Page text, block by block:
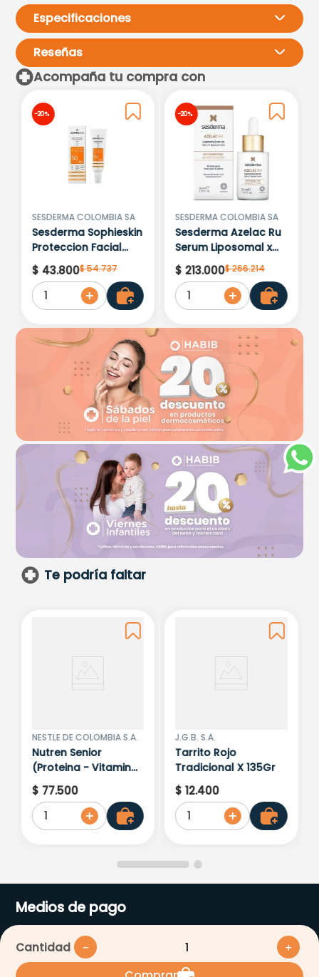
Cantidad ＋
－
Especificaciones
Reseñas
Por favor, inicia sesión para
escribir un comentario.
Más reciente
Acompaña tu compra con
-20 %
SESDERMA COLOMBIA SA
Sesderma Sophieskin
Proteccion Facial
Kids Hypoallergenic
Spf 500 Moisturising
$ 43.800$54.737
1
-20 %
SESDERMA COLOMBIA SA
Sesderma Azelac Ru
Serum Liposomal x
30ml
$ 213.000$266.214
1
Te podría faltar
NESTLE DE COLOMBIA S.A.
Nutren Senior
(Proteina - Vitamina)
X 370 Gr
$ 77.500
1
J.G.B. S.A.
Tarrito Rojo
Tradicional X 135Gr
$ 12.400
1
Medios de pago